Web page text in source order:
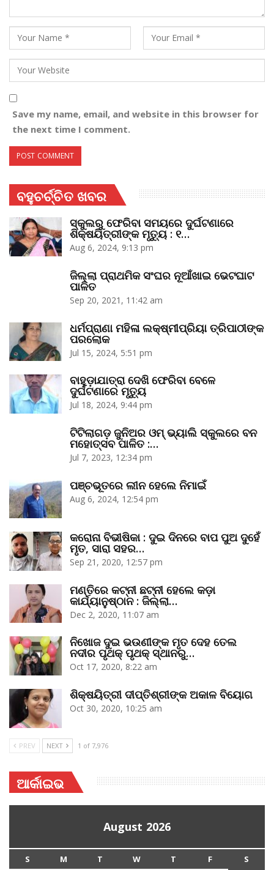
Save my name, email, and website in this browser for
the next time I comment.
ବହୁଚର୍ଚ୍ଚିତ ଖବର
ସ୍କୁଲରୁ ଫେରିବା ସମୟରେ ଦୁର୍ଘଟଣାରେ
ଶିକ୍ଷୟିତ୍ରୀଙ୍କ ମୃତ୍ୟୁ : ୧…
Aug 6, 2024, 9:13 pm
ଜିଲ୍ଲା ପ୍ରାଥମିକ ସଂଘର ନୂଆଁଖାଇ ଭେଟଘାଟ
ପାଳିତ
Sep 20, 2021, 11:42 am
ଧର୍ମପ୍ରାଣା ମହିଳା ଲକ୍ଷ୍ମୀପ୍ରିୟା ତ୍ରିପାଠୀଙ୍କ
ପରଲୋକ
Jul 15, 2024, 5:51 pm
ବାହୁଡ଼ାଯାତ୍ରା ଦେଖି ଫେରିବା ବେଳେ
ଦୁର୍ଘଟଣାରେ ମୃତ୍ୟୁ
Jul 18, 2024, 9:44 pm
ଟିଟିଲାଗଡ଼ ଜୁନିଅର ଓମ୍‌ ଭ୍ୟାଲି ସ୍କୁଲରେ ବନ
ମହୋତ୍ସବ ପାଳିତ :…
Jul 7, 2023, 12:34 pm
ପଞ୍ଚଭୂତରେ ଲୀନ ହେଲେ ନିମାଇଁ
Aug 6, 2024, 12:54 pm
କରୋନା ବିଭୀଷିକା : ଦୁଇ ଦିନରେ ବାପ ପୁଅ ଦୁହେଁ
ମୃତ, ସାରା ସହର…
Sep 21, 2020, 12:57 pm
ମଣ୍ତିରେ କଟ୍‌ନୀ ଛଟ୍‌ନୀ ହେଲେ କଡ଼ା
କାର୍ଯ୍ୟାନୁଷ୍ଠାନ : ଜିଲ୍ଲା…
Dec 2, 2020, 11:07 am
ନିଖୋଜ ଦୁଇ ଭଉଣୀଙ୍କ ମୃତ ଦେହ ତେଲ
ନଦୀର ପୃଥକ୍‌ ପୃଥକ୍‌ ସ୍ଥାନରୁ…
Oct 17, 2020, 8:22 am
ଶିକ୍ଷୟିତ୍ରୀ ଦୀପ୍ତିଶ୍ରୀଙ୍କ ଅକାଳ ବିୟୋଗ
Oct 30, 2020, 10:25 am
PREV NEXT 1 of 7,976
ଆର୍କାଇଭ
August 2026
S M T W T F S